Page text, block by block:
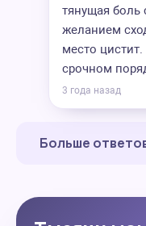
тянущая
желанием
место
срочном
3 года назад
Больше